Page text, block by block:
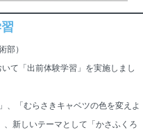
部）
て「出前体験学習」を実施しまし
、「むらさきキャベツの色を変えよ
新しいテーマとして「かさふくろ